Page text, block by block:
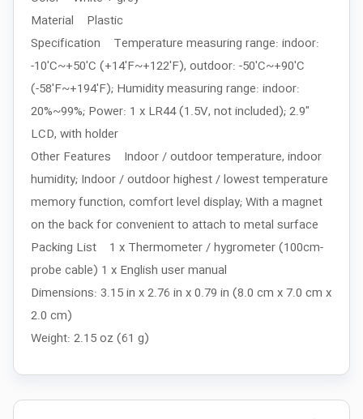
Material Plastic
Specification Temperature measuring range: indoor:
-10'C~+50'C (+14'F~+122'F), outdoor: -50'C~+90'C
(-58'F~+194'F); Humidity measuring range: indoor:
20%~99%; Power: 1 x LR44 (1.5V, not included); 2.9"
LCD, with holder
Other Features Indoor / outdoor temperature, indoor
humidity; Indoor / outdoor highest / lowest temperature
memory function, comfort level display; With a magnet
on the back for convenient to attach to metal surface
Packing List 1 x Thermometer / hygrometer (100cm-
probe cable) 1 x English user manual
Dimensions: 3.15 in x 2.76 in x 0.79 in (8.0 cm x 7.0 cm x
2.0 cm)
Weight: 2.15 oz (61 g)